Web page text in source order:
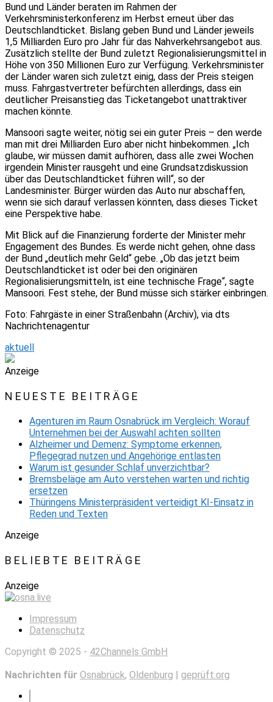
Bund und Länder beraten im Rahmen der
Verkehrsministerkonferenz im Herbst erneut über das
Deutschlandticket. Bislang geben Bund und Länder jeweils
1,5 Milliarden Euro pro Jahr für das Nahverkehrsangebot aus.
Zusätzlich stellte der Bund zuletzt Regionalisierungsmittel in
Höhe von 350 Millionen Euro zur Verfügung. Verkehrsminister
der Länder waren sich zuletzt einig, dass der Preis steigen
muss. Fahrgastvertreter befürchten allerdings, dass ein
deutlicher Preisanstieg das Ticketangebot unattraktiver
machen könnte.
Mansoori sagte weiter, nötig sei ein guter Preis – den werde
man mit drei Milliarden Euro aber nicht hinbekommen. „Ich
glaube, wir müssen damit aufhören, dass alle zwei Wochen
irgendein Minister rausgeht und eine Grundsatzdiskussion
über das Deutschlandticket führen will“, so der
Landesminister. Bürger würden das Auto nur abschaffen,
wenn sie sich darauf verlassen könnten, dass dieses Ticket
eine Perspektive habe.
Mit Blick auf die Finanzierung forderte der Minister mehr
Engagement des Bundes. Es werde nicht gehen, ohne dass
der Bund „deutlich mehr Geld“ gebe. „Ob das jetzt beim
Deutschlandticket ist oder bei den originären
Regionalisierungsmitteln, ist eine technische Frage“, sagte
Mansoori. Fest stehe, der Bund müsse sich stärker einbringen.
Foto: Fahrgäste in einer Straßenbahn (Archiv), via dts
Nachrichtenagentur
aktuell
Anzeige
NEUESTE BEITRÄGE
Agenturen im Raum Osnabrück im Vergleich: Worauf
Unternehmen bei der Auswahl achten sollten
Alzheimer und Demenz: Symptome erkennen,
Pflegegrad nutzen und Angehörige entlasten
Warum ist gesunder Schlaf unverzichtbar?
Bremsbeläge am Auto verstehen warten und richtig
ersetzen
Thüringens Ministerpräsident verteidigt KI-Einsatz in
Reden und Texten
Anzeige
BELIEBTE BEITRÄGE
Anzeige
Impressum
Datenschutz
Copyright © 2025 - 42Channels GmbH
Nachrichten für Osnabrück, Oldenburg | geprüft.org